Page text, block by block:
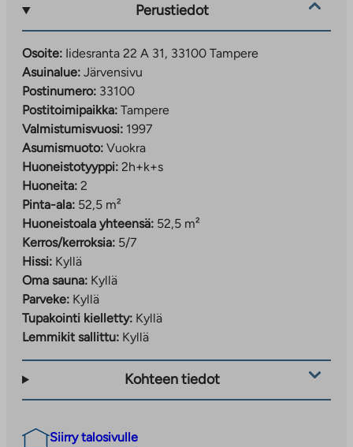
Perustiedot
Osoite: Iidesranta 22 A 31, 33100 Tampere
Asuinalue: Järvensivu
Postinumero: 33100
Postitoimipaikka: Tampere
Valmistumisvuosi: 1997
Asumismuoto: Vuokra
Huoneistotyyppi: 2h+k+s
Huoneita: 2
Pinta-ala: 52,5 m²
Huoneistoala yhteensä: 52,5 m²
Kerros/kerroksia: 5/7
Hissi: Kyllä
Oma sauna: Kyllä
Parveke: Kyllä
Tupakointi kielletty: Kyllä
Lemmikit sallittu: Kyllä
Kohteen tiedot
Siirry talosivulle